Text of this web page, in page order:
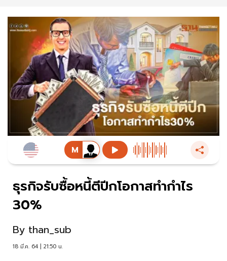
ธุรกิจรับซื้อหนี้ตีปีกโอกาสทำกำไร
30%
By than_sub
18 มี.ค. 64 | 21:50 น.